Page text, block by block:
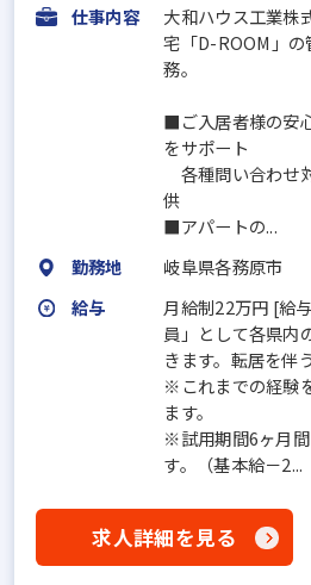
仕事内容
大和ハウス工業株
宅「D-ROOM」の
務。
■ご入居者様の安
をサポート
各種問い合わせ
供
■アパートの...
勤務地
岐阜県各務原市
給与
月給制22万円 [給
員」として各県内
きます。転居を伴
※これまでの経験
ます。
※試用期間6ヶ月
す。（基本給－2...
求人詳細を見る